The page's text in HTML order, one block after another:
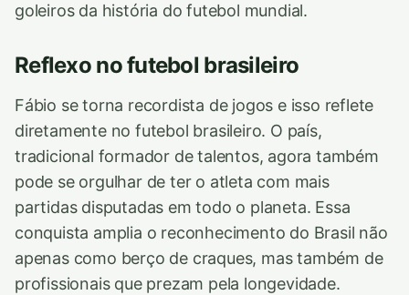
goleiros da história do futebol mundial.
Reflexo no futebol brasileiro
Fábio se torna recordista de jogos e isso reflete
diretamente no futebol brasileiro. O país,
tradicional formador de talentos, agora também
pode se orgulhar de ter o atleta com mais
partidas disputadas em todo o planeta. Essa
conquista amplia o reconhecimento do Brasil não
apenas como berço de craques, mas também de
profissionais que prezam pela longevidade.